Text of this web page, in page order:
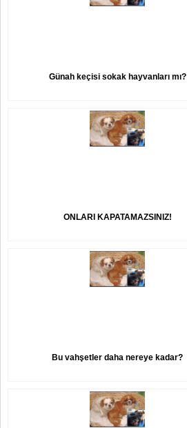
Günah keçisi sokak hayvanları mı?
ONLARI KAPATAMAZSINIZ!
Bu vahşetler daha nereye kadar?